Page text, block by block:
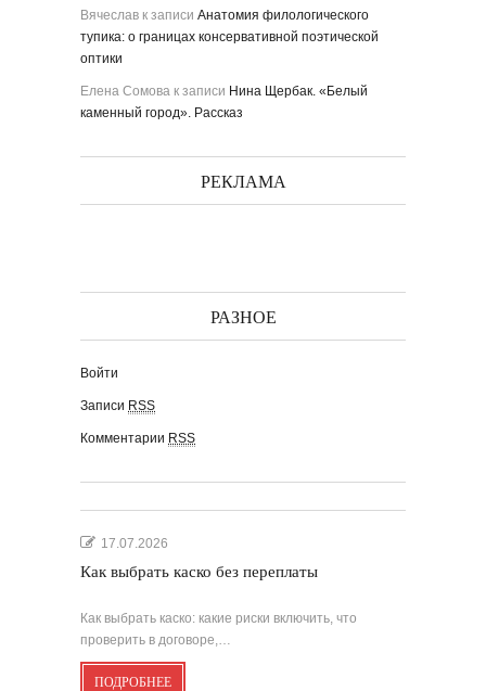
Вячеслав к записи Анатомия филологического
тупика: о границах консервативной поэтической
оптики
Елена Сомова к записи Нина Щербак. «Белый
каменный город». Рассказ
РЕКЛАМА
РАЗНОЕ
Войти
Записи RSS
Комментарии RSS
17.07.2026
Как выбрать каско без переплаты
Как выбрать каско: какие риски включить, что
проверить в договоре,…
ПОДРОБНЕЕ